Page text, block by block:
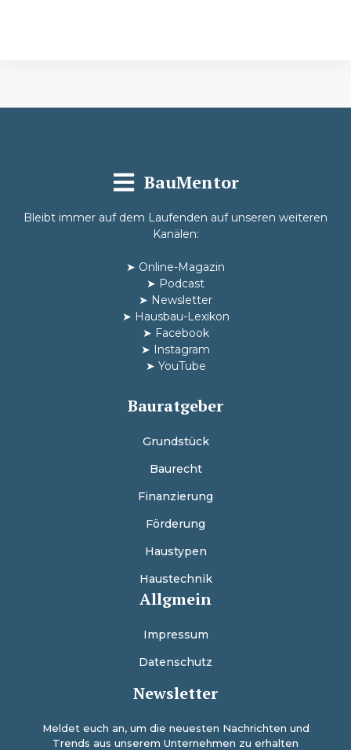
BauMentor
Bleibt immer auf dem Laufenden auf unseren weiteren
Kanälen:
➤ Online-Magazin
➤ Podcast
➤ Newsletter
➤ Hausbau-Lexikon
➤ Facebook
➤ Instagram
➤ YouTube
Bauratgeber
Grundstück
Baurecht
Finanzierung
Förderung
Haustypen
Haustechnik
Allgmein
Impressum
Datenschutz
Newsletter
Meldet euch an, um die neuesten Nachrichten und
Trends aus unserem Unternehmen zu erhalten